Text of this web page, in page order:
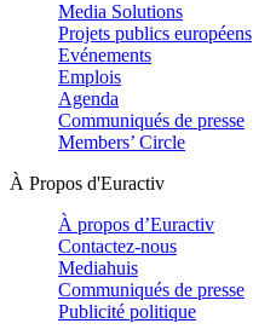
Media Solutions
Projets publics européens
Evénements
Emplois
Agenda
Communiqués de presse
Members’ Circle
À Propos d'Euractiv
À propos d’Euractiv
Contactez-nous
Mediahuis
Communiqués de presse
Publicité politique